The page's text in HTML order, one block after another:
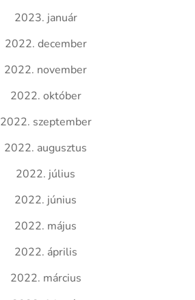
2023. január
2022. december
2022. november
2022. október
2022. szeptember
2022. augusztus
2022. július
2022. június
2022. május
2022. április
2022. március